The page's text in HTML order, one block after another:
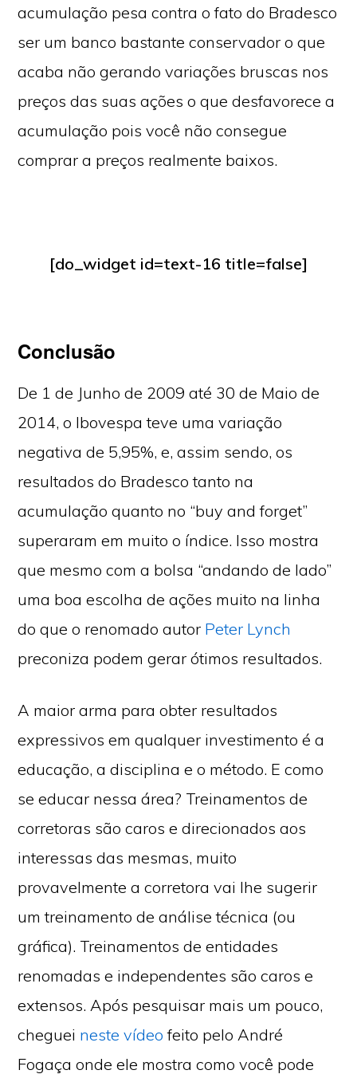
acumulação pesa contra o fato do Bradesco
ser um banco bastante conservador o que
acaba não gerando variações bruscas nos
preços das suas ações o que desfavorece a
acumulação pois você não consegue
comprar a preços realmente baixos.
[do_widget id=text-16 title=false]
Conclusão
De 1 de Junho de 2009 até 30 de Maio de
2014, o Ibovespa teve uma variação
negativa de 5,95%, e, assim sendo, os
resultados do Bradesco tanto na
acumulação quanto no “buy and forget”
superaram em muito o índice. Isso mostra
que mesmo com a bolsa “andando de lado”
uma boa escolha de ações muito na linha
do que o renomado autor Peter Lynch
preconiza podem gerar ótimos resultados.
A maior arma para obter resultados
expressivos em qualquer investimento é a
educação, a disciplina e o método. E como
se educar nessa área? Treinamentos de
corretoras são caros e direcionados aos
interessas das mesmas, muito
provavelmente a corretora vai lhe sugerir
um treinamento de análise técnica (ou
gráfica). Treinamentos de entidades
renomadas e independentes são caros e
extensos. Após pesquisar mais um pouco,
cheguei neste vídeo feito pelo André
Fogaça onde ele mostra como você pode